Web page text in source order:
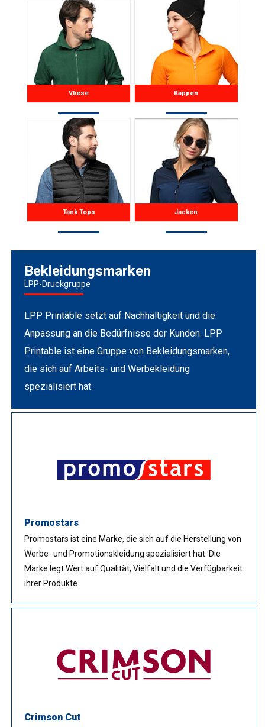
Vliese Kappen
Tank Tops Jacken
Bekleidungsmarken
LPP-Druckgruppe
LPP Printable setzt auf Nachhaltigkeit und die
Anpassung an die Bedürfnisse der Kunden. LPP
Printable ist eine Gruppe von Bekleidungsmarken,
die sich auf Arbeits- und Werbekleidung
spezialisiert hat.
Promostars
Promostars ist eine Marke, die sich auf die Herstellung von
Werbe- und Promotionskleidung spezialisiert hat. Die
Marke legt Wert auf Qualität, Vielfalt und die Verfügbarkeit
ihrer Produkte.
Crimson Cut